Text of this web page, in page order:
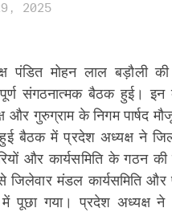
2025
पंडित मोहन लाल बड़ौली
संगठनात्मक बैठक हुई।
गुरुग्राम के निगम पार्षद
बैठक में प्रदेश अध्यक्ष ने
और कार्यसमिति के गठन की
जिलेवार मंडल कार्यसमिति और
में पूछा गया। प्रदेश अध्यक्ष